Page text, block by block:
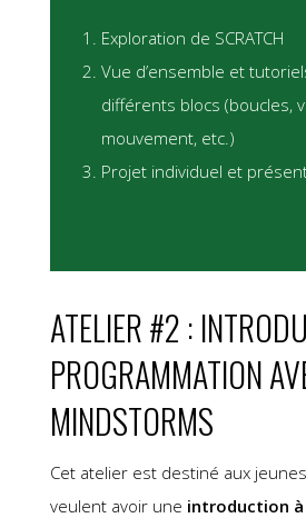
Exploration de SCRATCH
Vue d’ensemble et
différents blocs (boucles,
mouvement, etc.)
Projet individuel et
ATELIER #2 :
PROGRAMMATION
MINDSTORMS
Cet atelier est destiné aux
veulent avoir une introduction à